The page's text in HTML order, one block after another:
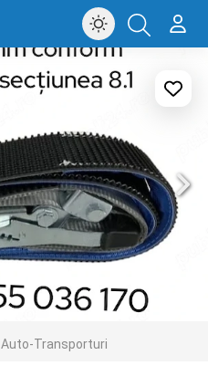
Auto-Transporturi